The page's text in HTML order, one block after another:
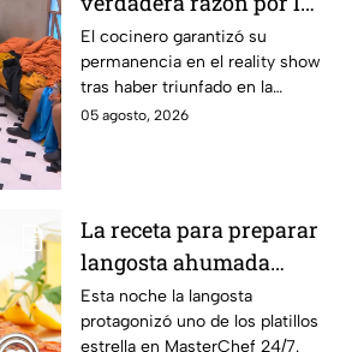
que subió a Daniela al
balcón de MasterChef
24/7
El cocinero garantizó su
permanencia en el reality show
tras haber triunfado en la
pasada batalla por equipos
05 agosto, 2026
La receta para preparar
langosta ahumada
como en MasterChef
24/7
Esta noche la langosta
protagonizó uno de los platillos
estrella en MasterChef 24/7.